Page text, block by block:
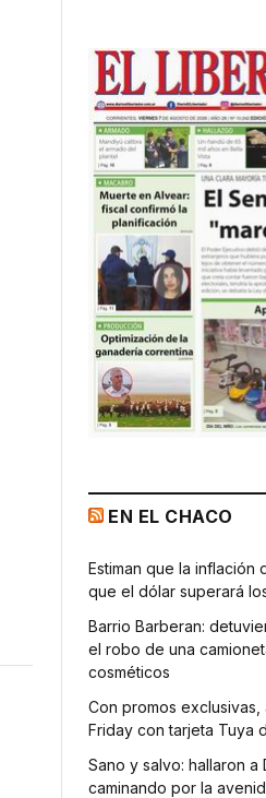
EN EL CHACO
Estiman que la inflación
que el dólar superará
Barrio Barberan:
el robo de una
cosméticos
Con promos exclusivas,
Friday con tarjeta Tuya
Sano y salvo: hallaron a
caminando por la